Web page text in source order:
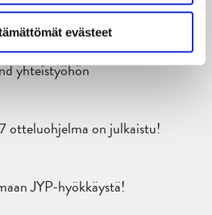
evästeet
Costmar JYPiin
yhteistyöhön
otteluohjelma on julkaistu!
JYP-hyökkäystä!